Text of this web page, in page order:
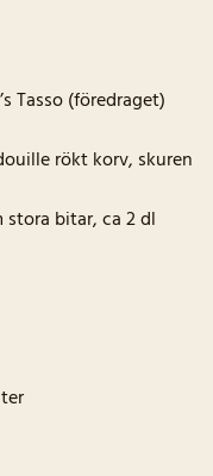
Tasso (föredraget)
rökt korv, skuren
bitar, ca 2 dl